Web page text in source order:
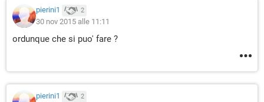
pierini1 2
30 nov 2015 alle 11:11
ordunque che si puo' fare ?
pierini1 2